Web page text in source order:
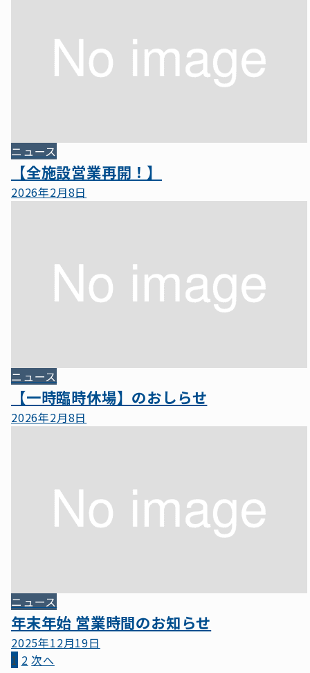
ニュース
【全施設営業再開！】
2026年2月8日
ニュース
【一時臨時休場】のおしらせ
2026年2月8日
ニュース
年末年始 営業時間のお知らせ
2025年12月19日
投
1 2 次へ